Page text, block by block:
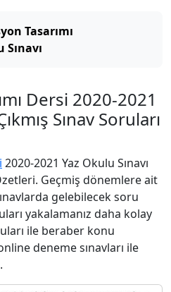
Tasarımı
Dersi 2020-2021
Sınav Soruları
2020-2021 Yaz Okulu Sınavı
Geçmiş dönemlere ait
gelebilecek soru
yakalamanız daha kolay
ile beraber konu
deneme sınavları ile